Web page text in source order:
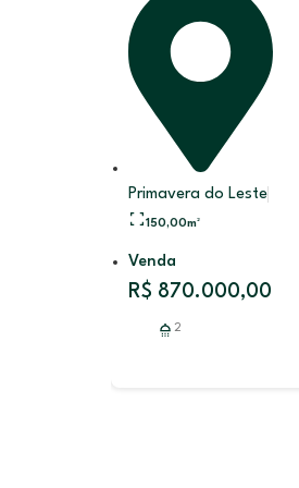
Primavera do Leste
150,00m²
Venda
R$ 870.000,00
2